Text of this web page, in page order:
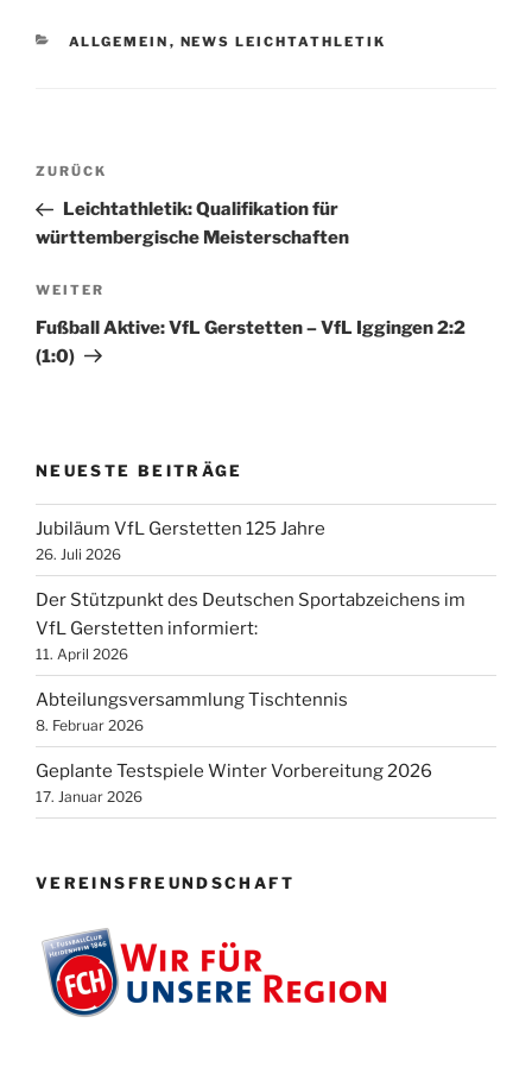
KATEGORIEN
ALLGEMEIN , NEWS LEICHTATHLETIK
Beitragsnavigation
Vorheriger
Beitrag
ZURÜCK
Leichtathletik: Qualifikation für
württembergische Meisterschaften
Nächster
Beitrag
WEITER
Fußball Aktive: VfL Gerstetten – VfL Iggingen 2:2
(1:0)
NEUESTE BEITRÄGE
Jubiläum VfL Gerstetten 125 Jahre
26. Juli 2026
Der Stützpunkt des Deutschen Sportabzeichens im
VfL Gerstetten informiert:
11. April 2026
Abteilungsversammlung Tischtennis
8. Februar 2026
Geplante Testspiele Winter Vorbereitung 2026
17. Januar 2026
VEREINSFREUNDSCHAFT